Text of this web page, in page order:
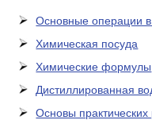
Основные операции
Химическая посуда
Химические формулы
Дистиллированная
Основы